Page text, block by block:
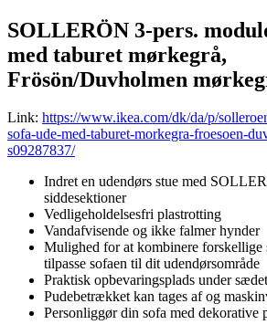
SOLLERÖN 3-pers.
med taburet mørkegrå,
Frösön/Duvholmen
Link: https://www.ikea.com/dk/da/p/
sofa-ude-med-taburet-morkegra-froesoen-
s09287837/
Indret en udendørs stue med
siddesektioner
Vedligeholdelsesfri plastrotting
Vandafvisende og ikke falmer hynder
Mulighed for at kombinere forskellige
tilpasse sofaen til dit udendørsområde
Praktisk opbevaringsplads under sædet
Pudebetrækket kan tages af og
Personliggør din sofa med dekorative